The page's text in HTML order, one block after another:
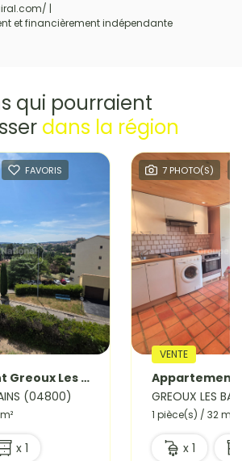
|
et financièrement indépendante
qui pourraient
dans la région
FAVORIS
Appartement Greoux Les Bains 1 pièce(s) 27,60 m2
(04800)
x 1
7 PHOTO(S)
VENTE
GREOUX LES
1 pièce(s) / 32 m²
x 1